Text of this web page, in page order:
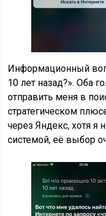
Информационный
10 лет назад?». Оба
отправить меня в
стратегическом
через Яндекс, хотя я
системой, её выбор